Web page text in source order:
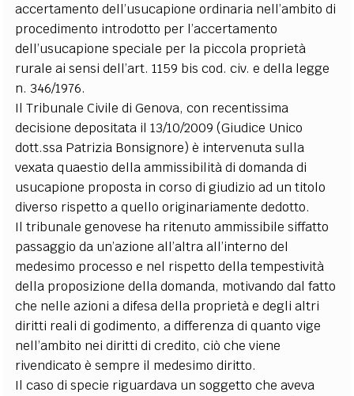
accertamento dell’usucapione ordinaria nell’ambito di
procedimento introdotto per l’accertamento
dell’usucapione speciale per la piccola proprietà
rurale ai sensi dell’art. 1159 bis cod. civ. e della legge
n. 346/1976.
Il Tribunale Civile di Genova, con recentissima
decisione depositata il 13/10/2009 (Giudice Unico
dott.ssa Patrizia Bonsignore) è intervenuta sulla
vexata quaestio della ammissibilità di domanda di
usucapione proposta in corso di giudizio ad un titolo
diverso rispetto a quello originariamente dedotto.
Il tribunale genovese ha ritenuto ammissibile siffatto
passaggio da un’azione all’altra all’interno del
medesimo processo e nel rispetto della tempestività
della proposizione della domanda, motivando dal fatto
che nelle azioni a difesa della proprietà e degli altri
diritti reali di godimento, a differenza di quanto vige
nell’ambito nei diritti di credito, ciò che viene
rivendicato è sempre il medesimo diritto.
Il caso di specie riguardava un soggetto che aveva